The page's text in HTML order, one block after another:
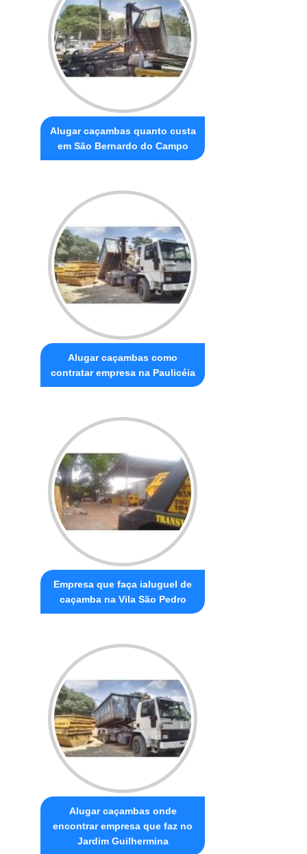
Alugar caçambas quanto custa
em São Bernardo do Campo
Alugar caçambas como
contratar empresa na Paulicéia
Empresa que faça ialuguel de
caçamba na Vila São Pedro
Alugar caçambas onde
encontrar empresa que faz no
Jardim Guilhermina